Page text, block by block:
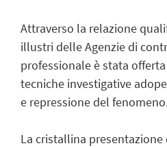
Attraverso la relazione
illustri delle Agenzie di
professionale è stata
tecniche investigative
e repressione del
La cristallina